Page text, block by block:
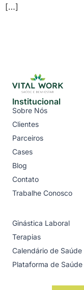
[…]
Institucional
Sobre Nós
Clientes
Parceiros
Cases
Blog
Contato
Trabalhe Conosco
Ginástica Laboral
Terapias
Calendário de Saúde
Plataforma de Saúde